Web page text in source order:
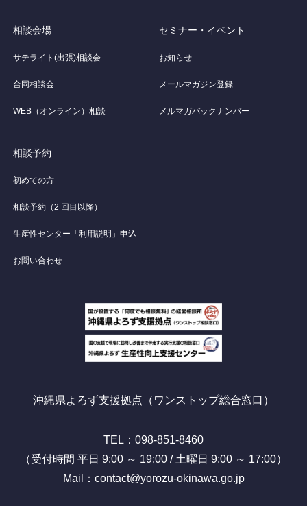
相談会場
サテライト(出張)相談会
合同相談会
WEB（オンライン）相談
セミナー・イベント
お知らせ
メールマガジン登録
メルマガバックナンバー
相談予約
初めての方
相談予約（2 回目以降）
生産性センター「利用説明」申込
お問い合わせ
沖縄県よろず支援拠点（ワンストップ総合窓口）
TEL：098-851-8460
（受付時間 平日 9:00 ～ 19:00 / 土曜日 9:00 ～ 17:00）
Mail：contact@yorozu-okinawa.go.jp